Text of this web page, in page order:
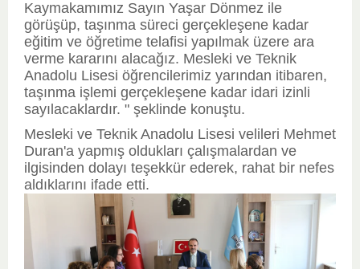
Kaymakamımız Sayın Yaşar Dönmez ile
görüşüp, taşınma süreci gerçekleşene kadar
eğitim ve öğretime telafisi yapılmak üzere ara
verme kararını alacağız. Mesleki ve Teknik
Anadolu Lisesi öğrencilerimiz yarından itibaren,
taşınma işlemi gerçekleşene kadar idari izinli
sayılacaklardır. " şeklinde konuştu.
Mesleki ve Teknik Anadolu Lisesi velileri Mehmet
Duran'a yapmış oldukları çalışmalardan ve
ilgisinden dolayı teşekkür ederek, rahat bir nefes
aldıklarını ifade etti.